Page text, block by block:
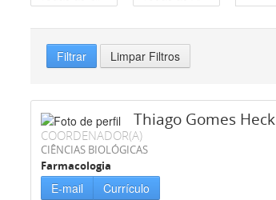
Filtrar Limpar Filtros
Thiago Gomes Heck
COORDENADOR(A)
CIÊNCIAS BIOLÓGICAS
Farmacologia
E-mail Currículo